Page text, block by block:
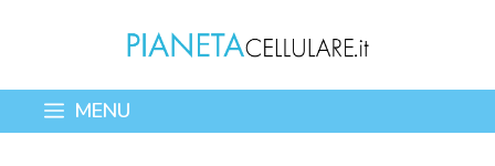
contenuto
MENU